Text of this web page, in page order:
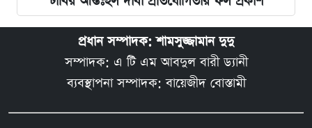
প্রধান সম্পাদক: শামসুজ্জামান দুদু
সম্পাদক: এ টি এম আবদুল বারী ড্যানী
ব্যবস্থাপনা সম্পাদক: বায়েজীদ বোস্তামী